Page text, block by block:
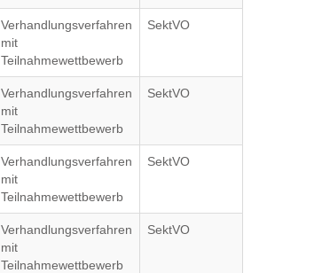
Verhandlungsverfahren
mit
Teilnahmewettbewerb
SektVO
Verhandlungsverfahren
mit
Teilnahmewettbewerb
SektVO
Verhandlungsverfahren
mit
Teilnahmewettbewerb
SektVO
Verhandlungsverfahren
mit
Teilnahmewettbewerb
SektVO